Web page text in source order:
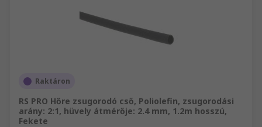
Raktáron
RS PRO Hőre zsugorodó cső, Poliolefin, zsugorodási
arány: 2:1, hüvely átmérője: 2.4 mm, 1.2m hosszú,
Fekete